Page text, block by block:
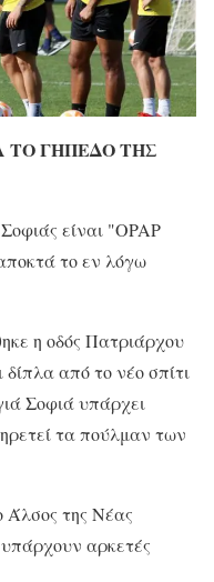
ΤΟ ΓΗΠΕΔΟ ΤΗΣ
είναι "OPAP
το εν λόγω
η οδός Πατριάρχου
από το νέο σπίτι
Σοφιά υπάρχει
τα πούλμαν των
της Νέας
αρκετές